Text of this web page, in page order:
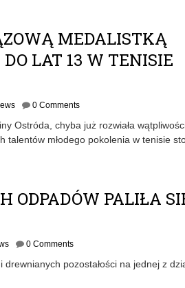
MEDALISTKĄ
LAT 13 W TENISIE
0 Comments
Ostróda, chyba już rozwiała
młodego pokolenia w tenisie
ODPADÓW PALIŁA
0 Comments
pozostałości na jednej z